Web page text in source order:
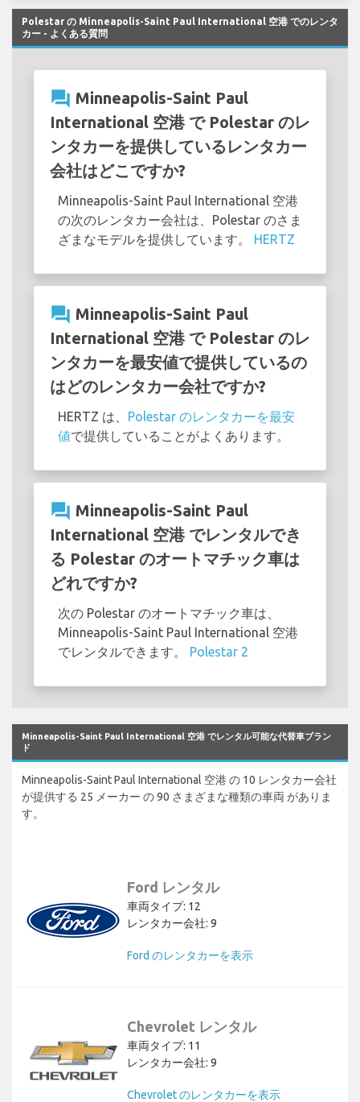
Polestar の Minneapolis-Saint Paul International 空港 でのレンタ
カー - よくある質問
question_answer Minneapolis-Saint Paul
International 空港 で Polestar のレ
ンタカーを提供しているレンタカー
会社はどこですか?
Minneapolis-Saint Paul International 空港
の次のレンタカー会社は、Polestar のさま
ざまなモデルを提供しています。 HERTZ
question_answer Minneapolis-Saint Paul
International 空港 で Polestar のレ
ンタカーを最安値で提供しているの
はどのレンタカー会社ですか?
HERTZ は、 Polestar のレンタカーを最安
値で提供していることがよくあります。
question_answer Minneapolis-Saint Paul
International 空港 でレンタルでき
る Polestar のオートマチック車は
どれですか?
次の Polestar のオートマチック車は、
Minneapolis-Saint Paul International 空港
でレンタルできます。 Polestar 2
Minneapolis-Saint Paul International 空港 でレンタル可能な代替車ブラン
ド
Minneapolis-Saint Paul International 空港 の 10 レンタカー会社
が提供する 25 メーカー の 90 さまざまな種類の車両 がありま
す。
Ford レンタル
車両タイプ: 12
レンタカー会社: 9
Ford のレンタカーを表示
Chevrolet レンタル
車両タイプ: 11
レンタカー会社: 9
Chevrolet のレンタカーを表示